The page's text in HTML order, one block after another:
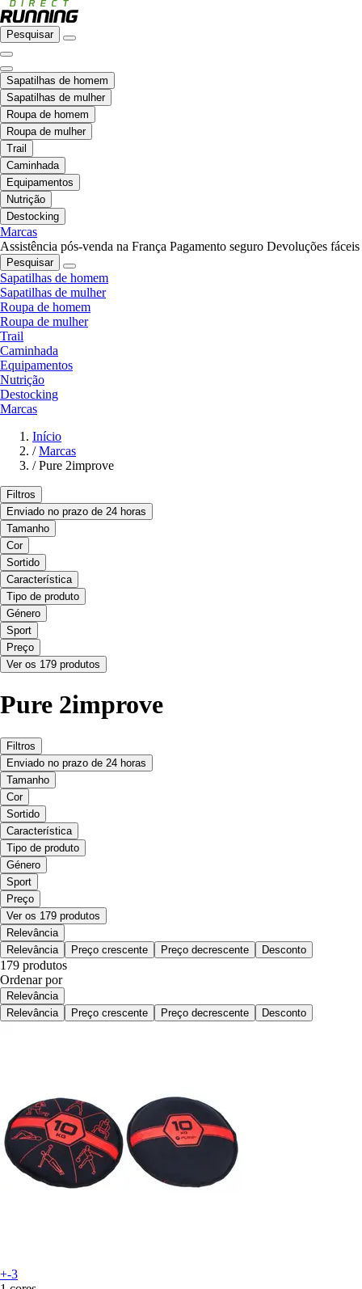
Pesquisar
Sapatilhas de homem
Sapatilhas de mulher
Roupa de homem
Roupa de mulher
Trail
Caminhada
Equipamentos
Nutrição
Destocking
Marcas
Assistência pós-venda na França Pagamento seguro Devoluções fáceis
Pesquisar
Sapatilhas de homem
Sapatilhas de mulher
Roupa de homem
Roupa de mulher
Trail
Caminhada
Equipamentos
Nutrição
Destocking
Marcas
Início
/ Marcas
/ Pure 2improve
Filtros
Enviado no prazo de 24 horas
Tamanho
Cor
Sortido
Característica
Tipo de produto
Género
Sport
Preço
Ver os 179 produtos
Pure 2improve
Filtros
Enviado no prazo de 24 horas
Tamanho
Cor
Sortido
Característica
Tipo de produto
Género
Sport
Preço
Ver os 179 produtos
Relevância
Relevância
Preço crescente Preço decrescente Desconto
179 produtos
Ordenar por
Relevância
Relevância
Preço crescente Preço decrescente Desconto
+-3